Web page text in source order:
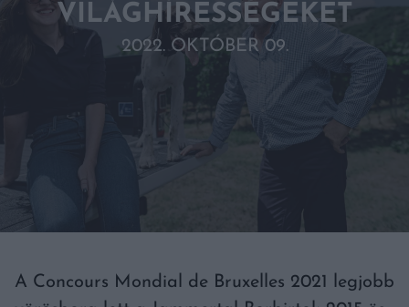
VILÁGHÍRESSÉGEKET
2022. OKTÓBER 09.
A Concours Mondial de Bruxelles 2021 legjobb